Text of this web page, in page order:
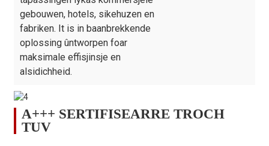
gebouwen, hotels, sikehuzen en
fabriken. It is in baanbrekkende
oplossing ûntworpen foar
maksimale effisjinsje en
alsidichheid.
A+++ SERTIFISEARRE TROCH
TUV